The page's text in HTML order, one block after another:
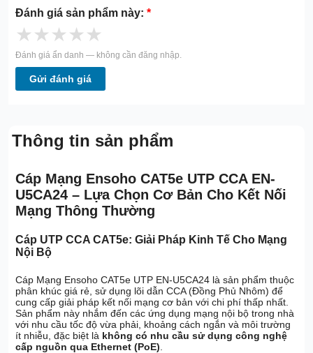
Thông tin sản phẩm
Cáp Mạng Ensoho CAT5e UTP CCA EN-
U5CA24 – Lựa Chọn Cơ Bản Cho Kết Nối
Mạng Thông Thường
Cáp UTP CCA CAT5e: Giải Pháp Kinh Tế Cho Mạng
Nội Bộ
Cáp Mạng Ensoho CAT5e UTP EN-U5CA24 là sản phẩm thuộc
phân khúc giá rẻ, sử dụng lõi dẫn CCA (Đồng Phủ Nhôm) để
cung cấp giải pháp kết nối mạng cơ bản với chi phí thấp nhất.
Sản phẩm này nhắm đến các ứng dụng mạng nội bộ trong nhà
với nhu cầu tốc độ vừa phải, khoảng cách ngắn và môi trường
ít nhiễu, đặc biệt là không có nhu cầu sử dụng công nghệ
cấp nguồn qua Ethernet (PoE)
Đánh giá sản phẩm này:*
★★★★★
Đánh giá ẩn danh — không cần đăng nhập.
Gửi đánh giá